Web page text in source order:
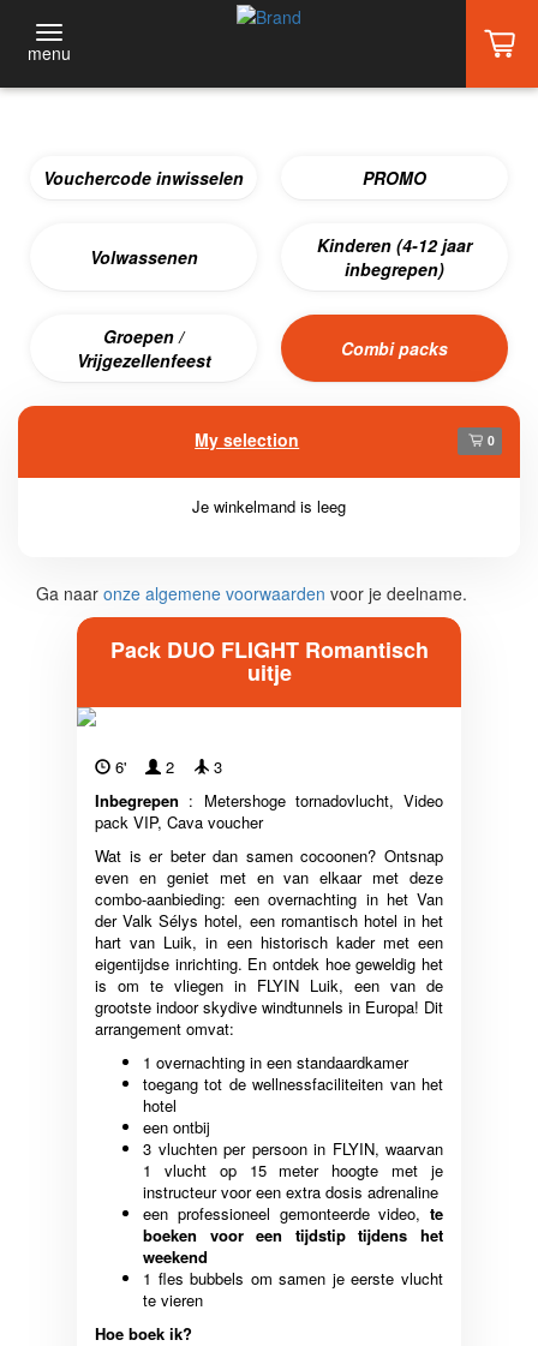
menu
Vouchercode inwisselen PROMO
Volwassenen
Kinderen (4-12 jaar
inbegrepen)
Groepen /
Vrijgezellenfeest
Combi packs
My selection 0
Je winkelmand is leeg
Ga naar onze algemene voorwaarden voor je deelname.
Pack DUO FLIGHT Romantisch
uitje
6' 2
3
Inbegrepen : Metershoge tornadovlucht, Video
pack VIP, Cava voucher
Wat is er beter dan samen cocoonen? Ontsnap
even en geniet met en van elkaar met deze
combo-aanbieding: een overnachting in het Van
der Valk Sélys hotel, een romantisch hotel in het
hart van Luik, in een historisch kader met een
eigentijdse inrichting. En ontdek hoe geweldig het
is om te vliegen in FLYIN Luik, een van de
grootste indoor skydive windtunnels in Europa! Dit
arrangement omvat:
1 overnachting in een standaardkamer
toegang tot de wellnessfaciliteiten van het
hotel
een ontbij
3 vluchten per persoon in FLYIN, waarvan
1 vlucht op 15 meter hoogte met je
instructeur voor een extra dosis adrenaline
een professioneel gemonteerde video, te
boeken voor een tijdstip tijdens het
weekend
1 fles bubbels om samen je eerste vlucht
te vieren
Hoe boek ik?